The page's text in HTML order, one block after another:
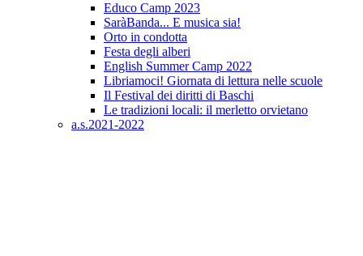
Educo Camp 2023
SaràBanda... E musica sia!
Orto in condotta
Festa degli alberi
English Summer Camp 2022
Libriamoci! Giornata di lettura nelle scuole
Il Festival dei diritti di Baschi
Le tradizioni locali: il merletto orvietano
a.s.2021-2022